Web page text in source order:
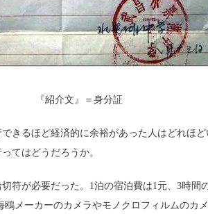
『紹介文』＝身分証
るほど経済的に余裕があった人はどれほど
てはどうだろうか。
が必要だった。1泊の宿泊費は1元、3時間
メーカーのカメラやモノクロフィルムのカ